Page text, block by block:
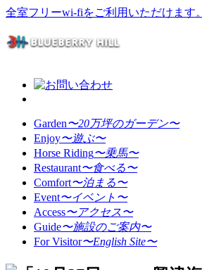
全室フリーwi-fiをご利用いただけます。
Garden〜20万坪のガーデン〜
Enjoy〜遊ぶ〜
Horse Riding〜乗馬〜
Restaurant〜食べる〜
Comfort〜泊まる〜
Event〜イベント〜
Access〜アクセス〜
Guide〜施設のご案内〜
For Visitor〜English Site〜